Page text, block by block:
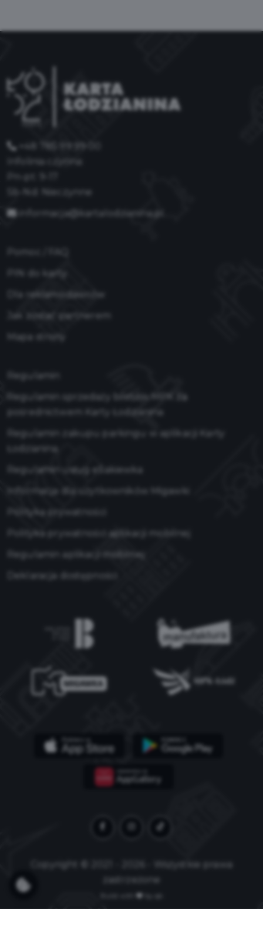
+48 785 99 99 00
Infolinia czynna:
Sb-Nd: Nieczynne
informacja@kartalodzianina.pl
PIN do karty
Dla reklamodawców
Jak zostać partnerem
Mapa strony
Regulamin
Regulamin sprzedaży biletów MPK za
pośrednictwem Karty Łodzianina
Regulamin zakupu parkingu w aplikacji Karty
Łodzianina
Regulamin usług eSakiewka
Informacja dla użytkowników Migawki
Polityka prywatności
Polityka prywatności aplikacji mobilnej
Regulamin aplikacji mobilnej
Deklaracja dostępności
Copyright © 2021 - 2026 - Wszystkie prawa
zastrzeżone